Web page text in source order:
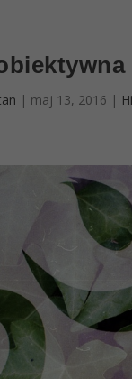
| maj 13, 2016 |